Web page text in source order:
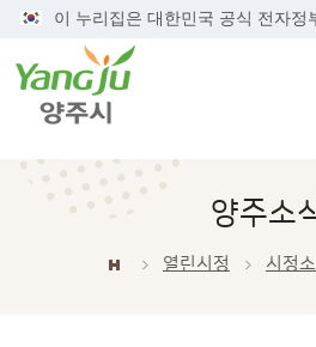
이 누리집은 대한민국 공식 전자정
양주소
열린시정 시정